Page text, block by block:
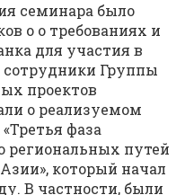
семинара было
о о требованиях и
для участия в
сотрудники Группы
проектов
о реализуемом
фаза
путей
который начал
В частности, были